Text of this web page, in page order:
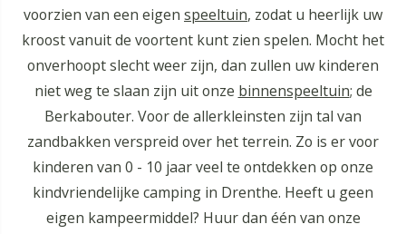
voorzien van een eigen speeltuin, zodat u heerlijk uw
kroost vanuit de voortent kunt zien spelen. Mocht het
onverhoopt slecht weer zijn, dan zullen uw kinderen
niet weg te slaan zijn uit onze binnenspeeltuin; de
Berkabouter. Voor de allerkleinsten zijn tal van
zandbakken verspreid over het terrein. Zo is er voor
kinderen van 0 - 10 jaar veel te ontdekken op onze
kindvriendelijke camping in Drenthe. Heeft u geen
eigen kampeermiddel? Huur dan één van onze